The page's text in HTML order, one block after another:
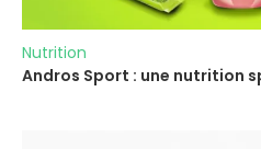
Nutrition
Andros Sport : une nutrition